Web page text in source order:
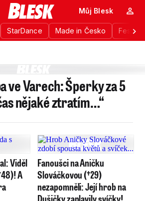
StarDance Made in Česko
Můj Blesk
ve Varech: Šperky za 5
nějaké ztratím…“
Viděl
A
Fanoušci na Aničku
Slováčkovou (†29)
nezapomněli: Její hrob na